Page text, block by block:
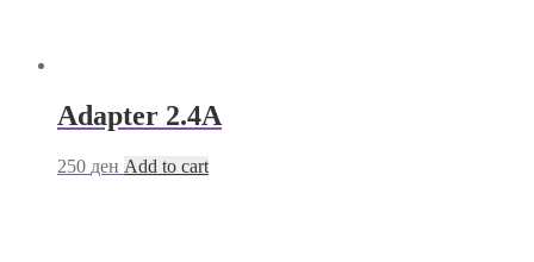
Adapter 2.4A
250 ден Add to cart